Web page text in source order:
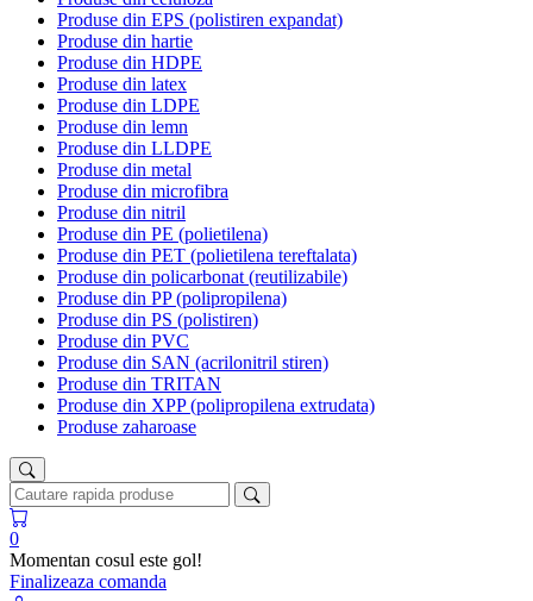
Produse din EPS (polistiren expandat)
Produse din hartie
Produse din HDPE
Produse din latex
Produse din LDPE
Produse din lemn
Produse din LLDPE
Produse din metal
Produse din microfibra
Produse din nitril
Produse din PE (polietilena)
Produse din PET (polietilena tereftalata)
Produse din policarbonat (reutilizabile)
Produse din PP (polipropilena)
Produse din PS (polistiren)
Produse din PVC
Produse din SAN (acrilonitril stiren)
Produse din TRITAN
Produse din XPP (polipropilena extrudata)
Produse zaharoase
0
Momentan cosul este gol!
Finalizeaza comanda